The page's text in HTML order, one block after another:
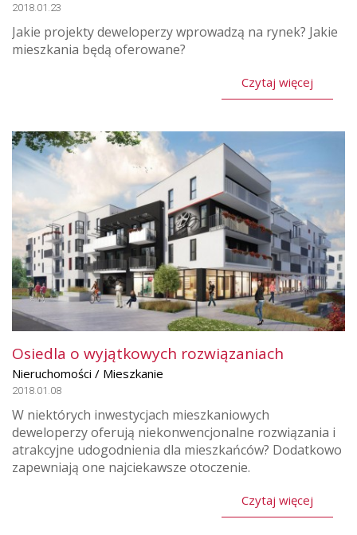
2018.01.23
Jakie projekty deweloperzy wprowadzą na rynek? Jakie
mieszkania będą oferowane?
Czytaj więcej
Osiedla o wyjątkowych rozwiązaniach
Nieruchomości / Mieszkanie
2018.01.08
W niektórych inwestycjach mieszkaniowych
deweloperzy oferują niekonwencjonalne rozwiązania i
atrakcyjne udogodnienia dla mieszkańców? Dodatkowo
zapewniają one najciekawsze otoczenie.
Czytaj więcej